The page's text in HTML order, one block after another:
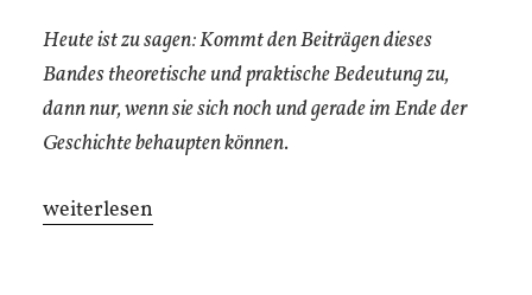
Heute ist zu sagen: Kommt den Beiträgen dieses
Bandes theoretische und praktische Bedeutung zu,
dann nur, wenn sie sich noch und gerade im Ende der
Geschichte behaupten können.
„Kritik
weiterlesen